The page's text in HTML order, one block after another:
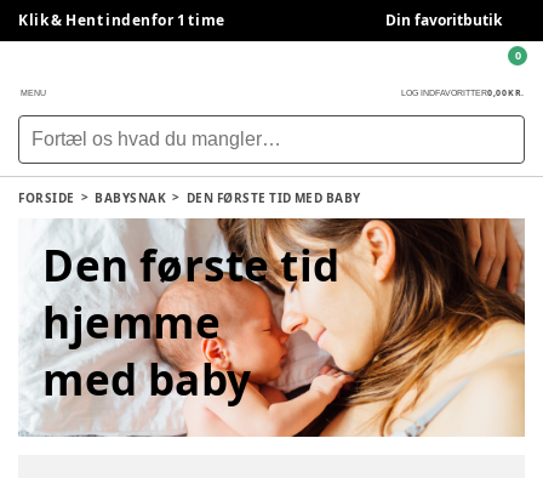
Klik & Hent indenfor 1 time Din favoritbutik
MENU LOG INDFAVORITTER0,00 KR.
0
FORSIDE BABYSNAK DEN FØRSTE TID MED BABY
Den første tid
hjemme
med baby